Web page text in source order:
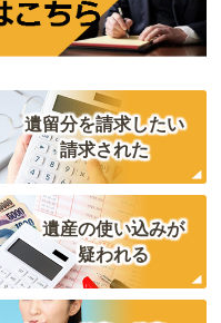
遺留分を請求したい
請求された
遺産の使い込みが
疑われる